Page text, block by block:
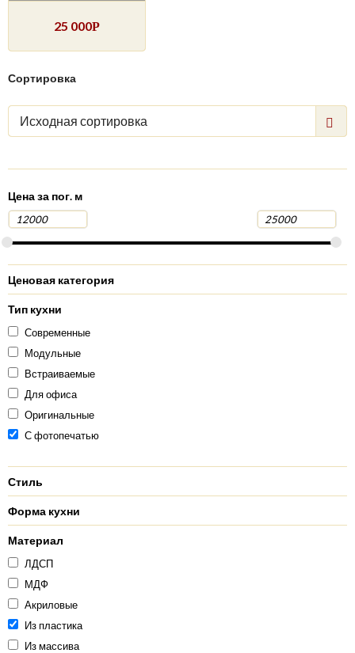
25 000Р
Сортировка
Исходная сортировка
Цена за пог. м
Ценовая категория
Тип кухни
Современные
Модульные
Встраиваемые
Для офиса
Оригинальные
С фотопечатью
Стиль
Форма кухни
Материал
ЛДСП
МДФ
Акриловые
Из пластика
Из массива